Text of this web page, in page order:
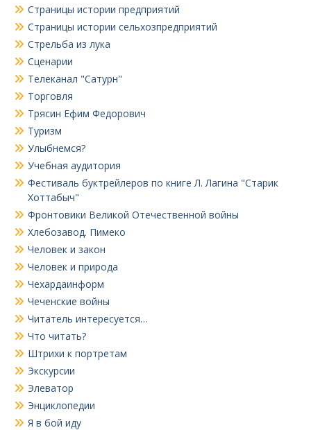
Страницы истории предприятий
Страницы истории сельхозпредприятий
Стрельба из лука
Сценарии
Телеканал "Сатурн"
Торговля
Трясин Ефим Федорович
Туризм
Улыбнемся?
Учебная аудитория
Фестиваль буктрейлеров по книге Л. Лагина "Старик
Хоттабыч"
Фронтовики Великой Отечественной войны
Хлебозавод. Пимеко
Человек и закон
Человек и природа
Чехардаинформ
Чеченские войны
Читатель интересуется…
Что читать?
Штрихи к портретам
Экскурсии
Элеватор
Энциклопедии
Я в бой иду